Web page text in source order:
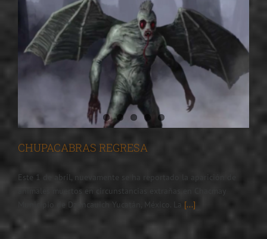
CHUPACABRAS REGRESA
Este 1 de abril, nuevamente se ha reportado la aparición de
animales muertos en circunstancias extrañas en Chacmay
Municipio de Dzoncauich Yucatán, México. La [...]